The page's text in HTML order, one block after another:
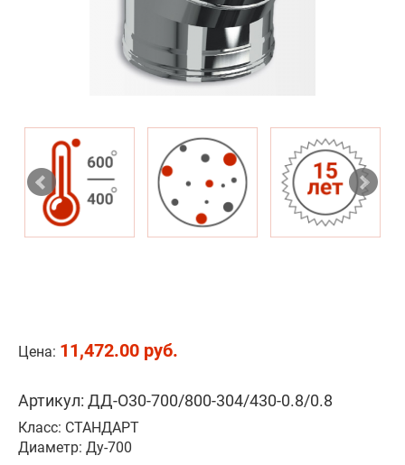
Цена: 11,472.00 руб.
Артикул: ДД-О30-700/800-304/430-0.8/0.8
Класс: СТАНДАРТ
Диаметр: Ду-700